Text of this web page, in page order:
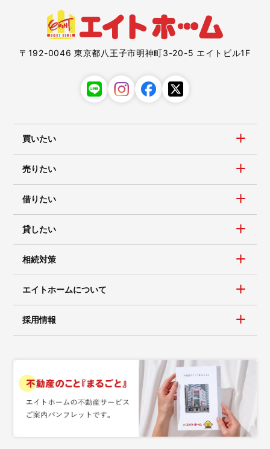
〒192-0046 東京都八王子市明神町3-20-5 エイトビル1F
買いたい
売りたい
借りたい
貸したい
相続対策
エイトホームについて
採用情報